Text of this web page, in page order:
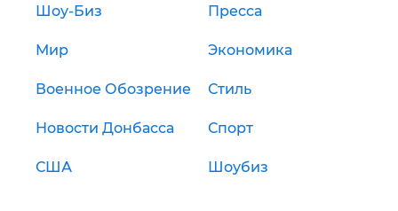
Шоу-Биз Пресса
Мир Экономика
Военное Обозрение Стиль
Новости Донбасса Спорт
США Шоубиз